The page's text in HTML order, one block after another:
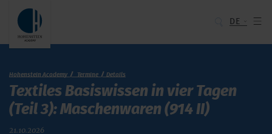
DE
Hohenstein Academy Termine Details
Textiles Basiswissen in vier Tagen
(Teil 3): Maschenwaren (914 II)
21.10.2026